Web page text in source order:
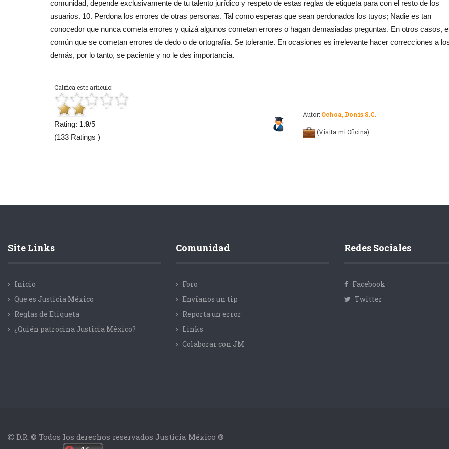
comunidad, depende exclusivamente de tu talento jurídico y respeto de estas reglas de etiqueta para con el resto de los
usuarios. 10. Perdona los errores de otras personas. Tal como esperas que sean perdonados los tuyos; Nadie es tan
conocedor que nunca cometa errores y quizá algunos cometan errores o hagan demasiadas preguntas. En otros casos,
común que se cometan errores de dedo o de ortografía. Se tolerante. En ocasiones es irrelevante hacer correcciones a
demás, por lo tanto, se paciente y no le des importancia.
Califica este artículo:
Rating: 1.9/5
(133 Ratings )
Autor: Ochoa, Donis S.C.
(Visita mi Oficina)
Site Links
Inicio
Que es Justicia México
Reglas de Etiqueta
¿Quién patrocina Justicia México?
Comunidad
Foro
Envíanos un tip
Reporta un error
Links
Colaborar con JM
Redes Sociales
Facebook
Twitter
D.R. © Todos los derechos reservados Justicia México ®